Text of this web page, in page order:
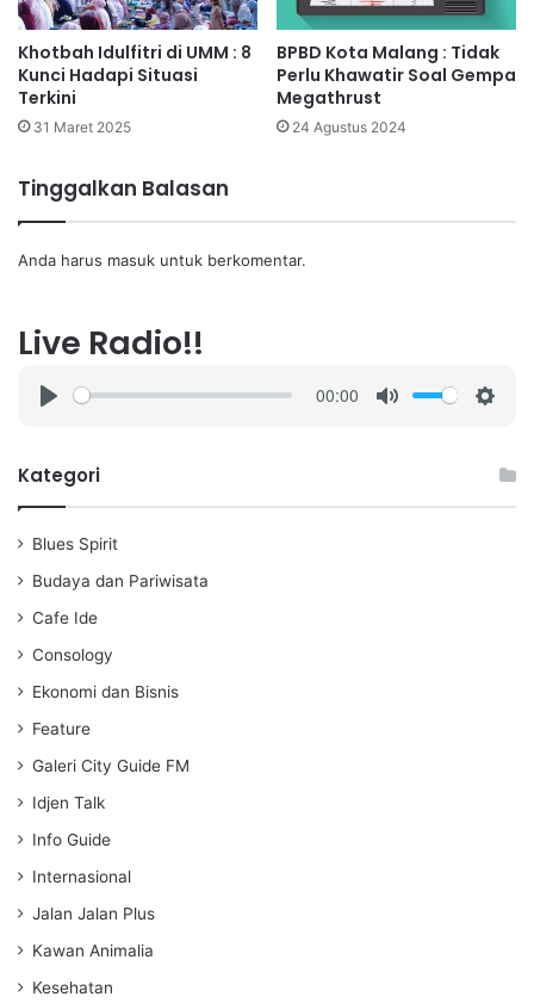
Khotbah Idulfitri di UMM : 8
Kunci Hadapi Situasi
Terkini
31 Maret 2025
BPBD Kota Malang : Tidak
Perlu Khawatir Soal Gempa
Megathrust
24 Agustus 2024
Tinggalkan Balasan
Anda harus masuk untuk berkomentar.
Live Radio!!
a
00:00
Kategori
Blues Spirit
Budaya dan Pariwisata
Cafe Ide
Consology
Ekonomi dan Bisnis
Feature
Galeri City Guide FM
Idjen Talk
Info Guide
Internasional
Jalan Jalan Plus
Kawan Animalia
Kesehatan